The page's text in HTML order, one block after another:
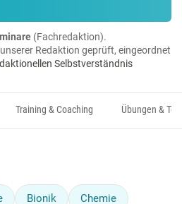
(Fachredaktion).
Redaktion geprüft, eingeordnet
Selbstverständnis
Training & Coaching Übungen &
Bionik Chemie